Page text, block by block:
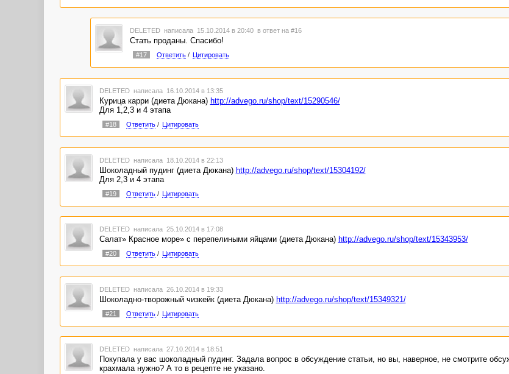
DELETED написала 15.10.2014 в 20:40 в ответ на #16
Стать проданы. Спасибо!
#17 Ответить/ Цитировать
DELETED написала 16.10.2014 в 13:35
Курица карри (диета Дюкана) http://advego.ru/shop/text/15290546/
Для 1,2,3 и 4 этапа
#18 Ответить/ Цитировать
DELETED написала 18.10.2014 в 22:13
Шоколадный пудинг (диета Дюкана) http://advego.ru/shop/text/15304192/
Для 2,3 и 4 этапа
#19 Ответить/ Цитировать
DELETED написала 25.10.2014 в 17:08
Салат» Красное море» с перепелиными яйцами (диета Дюкана) http://advego.ru/shop/text/15343953/
#20 Ответить/ Цитировать
DELETED написала 26.10.2014 в 19:33
Шоколадно-творожный чизкейк (диета Дюкана) http://advego.ru/shop/text/15349321/
#21 Ответить/ Цитировать
DELETED написала 27.10.2014 в 18:51
Покупала у вас шоколадный пудинг. Задала вопрос в обсуждение статьи, но вы, наверное, не смотрите
крахмала нужно? А то в рецепте не указано.